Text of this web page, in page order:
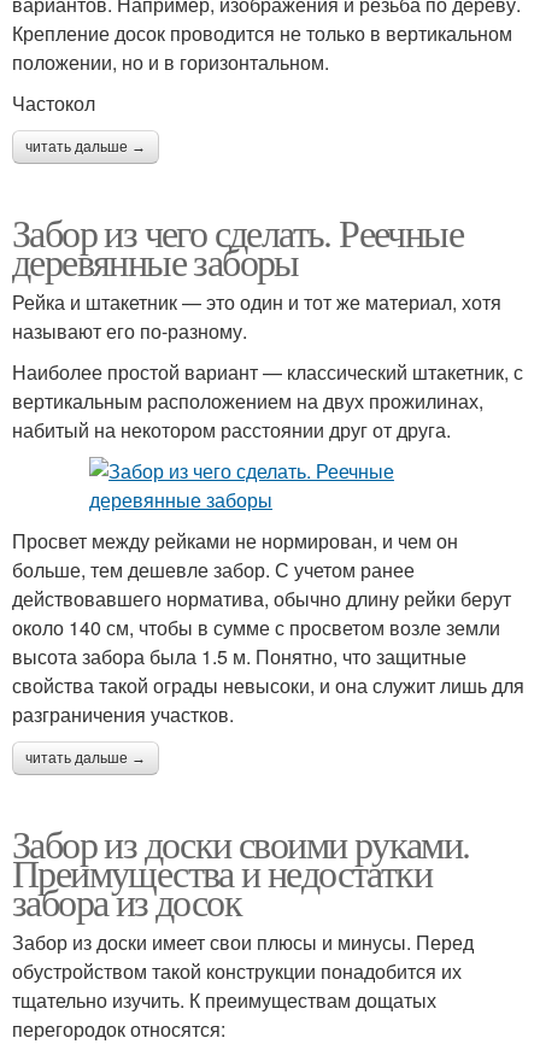
Крепление досок проводится не только в вертикальном
положении, но и в горизонтальном.
Частокол
читать дальше →
Забор из чего сделать. Реечные
деревянные заборы
Рейка и штакетник — это один и тот же материал, хотя
называют его по-разному.
Наиболее простой вариант — классический штакетник, с
вертикальным расположением на двух прожилинах,
набитый на некотором расстоянии друг от друга.
Просвет между рейками не нормирован, и чем он
больше, тем дешевле забор. С учетом ранее
действовавшего норматива, обычно длину рейки берут
около 140 см, чтобы в сумме с просветом возле земли
высота забора была 1.5 м. Понятно, что защитные
свойства такой ограды невысоки, и она служит лишь для
разграничения участков.
читать дальше →
Забор из доски своими руками.
Преимущества и недостатки
забора из досок
Забор из доски имеет свои плюсы и минусы. Перед
обустройством такой конструкции понадобится их
тщательно изучить. К преимуществам дощатых
перегородок относятся: